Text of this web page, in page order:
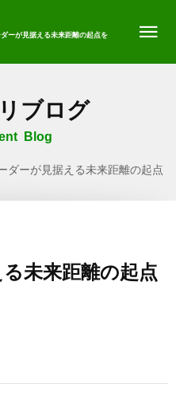
ーが見据える未来距離の起点を
ブログ
Blog
ダーが見据える未来距離の起点
未来距離の起点